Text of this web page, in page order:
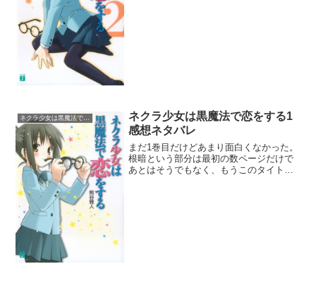
ネクラ少女は黒魔法で恋をする
ネクラ少女は黒魔法で恋をする1
感想ネタバレ
まだ1巻目だけどあまり面白くなかった。
根暗という部分は最初の数ページだけで
あとはそうでもなく、もうこのタイトル